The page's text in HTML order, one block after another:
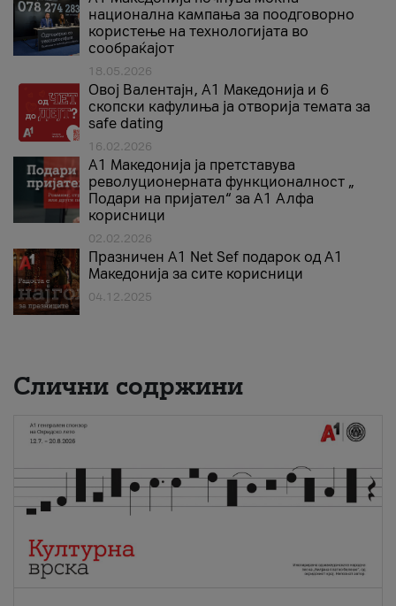
национална кампања за поодговорно
користење на технологијата во
сообраќајот
18.05.2026
Овој Валентајн, A1 Македонија и 6
скопски кафулиња ја отворија темата за
safe dating
16.02.2026
А1 Македонија ја претставува
револуционерната функционалност „
Подари на пријател“ за А1 Алфа
корисници
02.02.2026
Празничен A1 Net Sеf подарок од А1
Македонија за сите корисници
04.12.2025
Слични содржини